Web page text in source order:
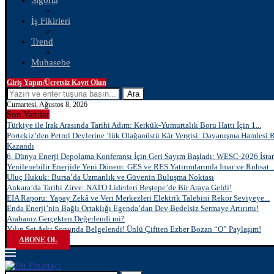
İş Fikirleri
Trend
Muhasebe
Giriş Yapın/Ücretsiz Kayıt Olun
Ara
Cumartesi, Ağustos 8, 2026
Son Yazılar
Türkiye ile Irak Arasında Tarihi Adım: Kerkük-Yumurtalık Boru Hattı İçin 1...
Portekiz’den Petrol Devlerine ’lük Olağanüstü Kâr Vergisi: Dayanışma Hamlesi
Kazandı
6. Dünya Enerji Depolama Konferansı İçin Geri Sayım Başladı: WESC-2026
Yenilenebilir Enerjide Yeni Dönem: GES ve RES Yatırımlarında İmar ve Ruhsat...
Uluç Hukuk: Bursa’da Uzmanlık ve Güvenin Buluşma Noktası
Ankara’da Tarihi Zirve: NATO Liderleri Beştepe’de Bir Araya Geldi!
EIA Raporu: Yapay Zekâ ve Veri Merkezleri Elektrik Talebini Rekor Seviyeye...
Enda Enerji’nin Bağlı Ortaklığı Egenda’dan Dev Bedelsiz Sermaye Artırımı!
Arabanız Gerçekten Değerlendi mi?
Yılın Set Aşkı Sonunda Belgelendi! Ünlü Çiftten Ezber Bozan “O” Paylaşım!
ABONE OL